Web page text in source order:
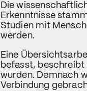
Die
Erkenntnisse
Studien mit
werden.
Eine
befasst,
wurden. Demnach
Verbindung